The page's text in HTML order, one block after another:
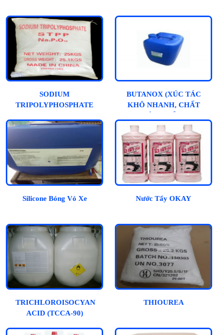
SODIUM
TRIPOLYPHOSPHATE
BUTANOX (XÚC TÁC
KHÔ NHANH, CHẤT
Silicone Bóng Vỏ Xe Nước Tẩy OKAY
TRICHLOROISOCYANURIC
ACID (TCCA-90)
THIOUREA